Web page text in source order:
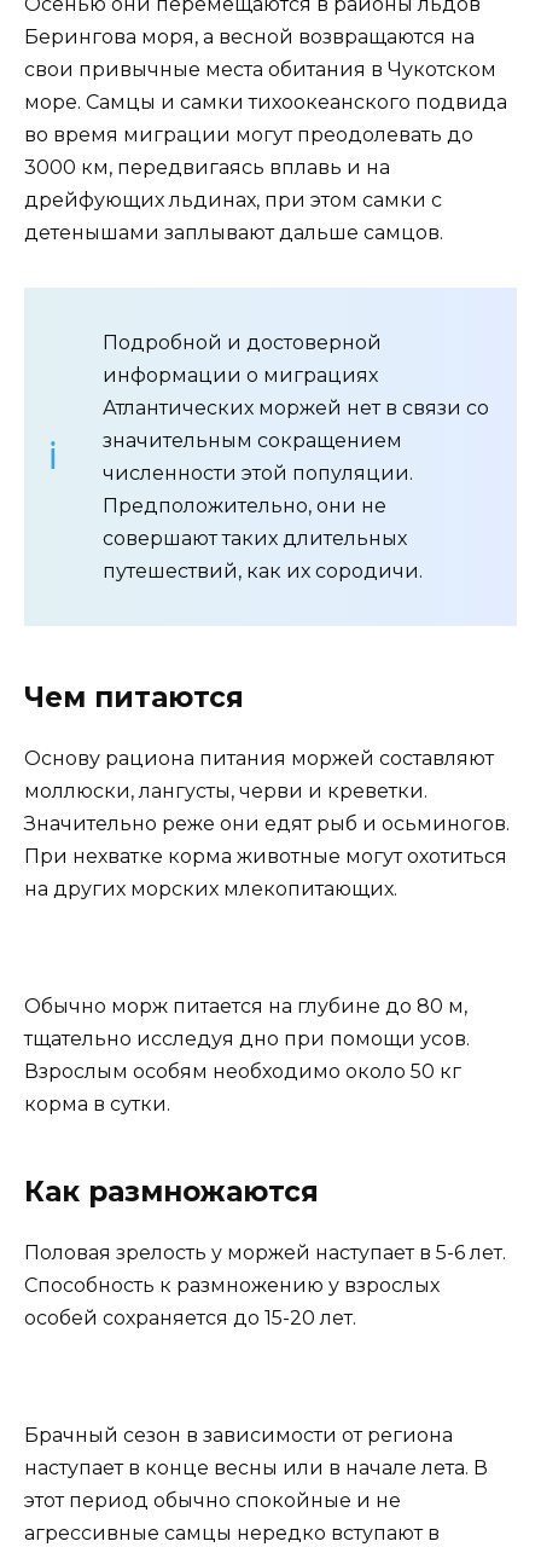
Берингова моря, а весной возвращаются на
свои привычные места обитания в Чукотском
море. Самцы и самки тихоокеанского подвида
во время миграции могут преодолевать до
3000 км, передвигаясь вплавь и на
дрейфующих льдинах, при этом самки с
детенышами заплывают дальше самцов.
Подробной и достоверной
информации о миграциях
Атлантических моржей нет в связи со
значительным сокращением
численности этой популяции.
Предположительно, они не
совершают таких длительных
путешествий, как их сородичи.
Чем питаются
Основу рациона питания моржей составляют
моллюски, лангусты, черви и креветки.
Значительно реже они едят рыб и осьминогов.
При нехватке корма животные могут охотиться
на других морских млекопитающих.
Обычно морж питается на глубине до 80 м,
тщательно исследуя дно при помощи усов.
Взрослым особям необходимо около 50 кг
корма в сутки.
Как размножаются
Половая зрелость у моржей наступает в 5-6 лет.
Способность к размножению у взрослых
особей сохраняется до 15-20 лет.
Брачный сезон в зависимости от региона
наступает в конце весны или в начале лета. В
этот период обычно спокойные и не
агрессивные самцы нередко вступают в